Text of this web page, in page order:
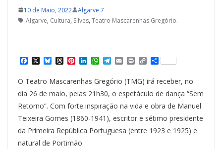
10 de Maio, 2022
Algarve 7
Algarve, Cultura, Silves, Teatro Mascarenhas Gregório.
a
c
e
b
o
o
k
X B
u
e
s
k
y
T
h
e
a
d
s
P
t
e
r
e
s
t
L
k
e
d
I
n
W
h
t
s
A
p
p
T
e
l
e
g
r
a
m
E
m
a
i
l
P
i
n
t
C
o
p
y
L
i
n
k
S
h
r
e
O Teatro Mascarenhas Gregório (TMG) irá receber, no
dia 26 de maio, pelas 21h30, o espetáculo de dança “Sem
Retorno”. Com forte inspiração na vida e obra de Manuel
Teixeira Gomes (1860-1941), escritor e sétimo presidente
da Primeira República Portuguesa (entre 1923 e 1925) e
natural de Portimão.